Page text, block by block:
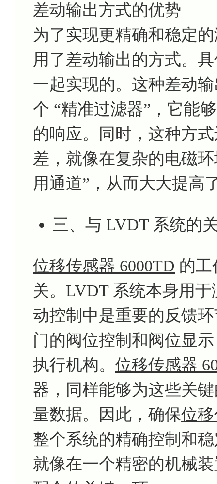
差动输出方式的优势
为了实现更精确和稳定
用了差动输出的方式。
一起实现的。这种差动
个 “精准过滤器”，它能
的响应。同时，这种方
差，就像在复杂的电磁
用通道”，从而大大提高
三、与 LVDT 系统的
位移传感器 6000TD 的工
关。LVDT 系统本身用
动控制中是重要的反馈
门的阀位控制和阀位显
执行机构。 位移传感器
器，同样能够为这些关
量数据。因此，确保位
整个系统的精确控制和
就像在一个精密的机械